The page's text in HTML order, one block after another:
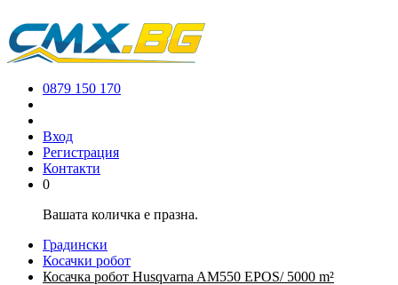
0879 150 170
Вход
Регистрация
Контакти
0
Вашата количка е празна.
Градински
Косачки робот
Косачка робот Husqvarna AM550 EPOS/ 5000 m²